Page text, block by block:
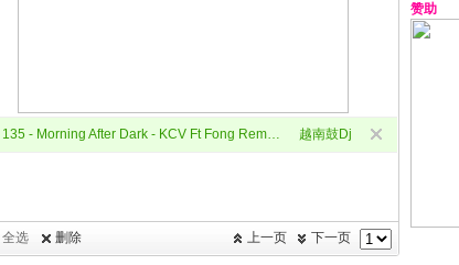
135 - Morning After Dark - KCV Ft Fong Remix - VINA 越南鼓Dj
全选 删除 下一页
上一页
赞助